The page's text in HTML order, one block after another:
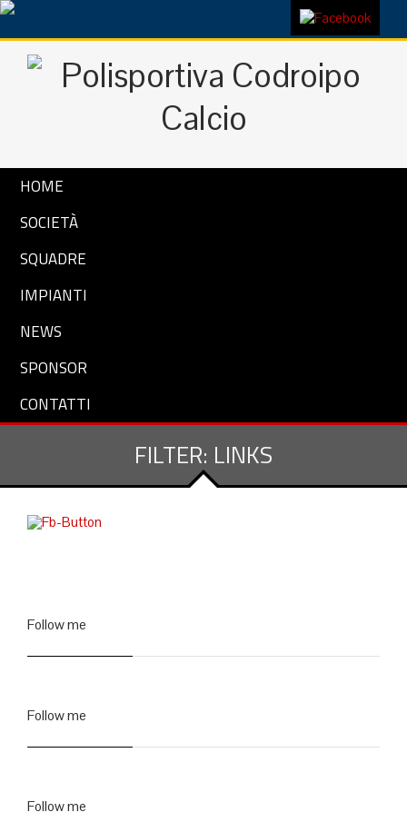
HOME
SOCIETÀ
SQUADRE
IMPIANTI
NEWS
SPONSOR
CONTATTI
FILTER: LINKS
Follow me
Follow me
Follow me